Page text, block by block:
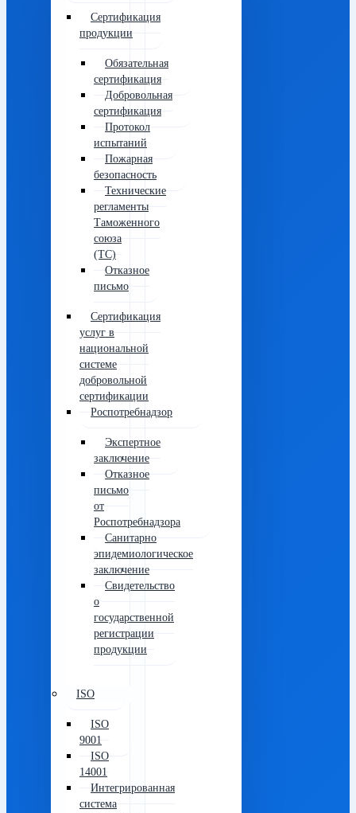
Сертификация
продукции
Обязательная
сертификация
Добровольная
сертификация
Протокол
испытаний
Пожарная
безопасность
Технические
регламенты
Таможенного
союза
(ТС)
Отказное
письмо
Сертификация
услуг в
национальной
системе
добровольной
сертификации
Роспотребнадзор
Экспертное
заключение
Отказное
письмо
от
Роспотребнадзора
Санитарно
эпидемиологическое
заключение
Свидетельство
о
государственной
регистрации
продукции
ISO
ISO
9001
ISO
14001
Интегрированная
система